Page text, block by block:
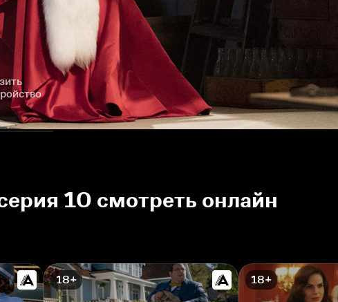
10 смотреть онлайн
18+ 18+